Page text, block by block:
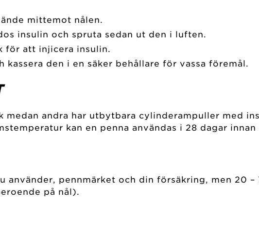
mittemot nålen.
insulin och spruta sedan ut den i luften.
för att injicera insulin.
kassera den i en säker behållare för vassa föremål.
andra har utbytbara cylinderampuller med
kan en penna användas i 28 dagar
använder, pennmärket och din försäkring, men 20
på nål).